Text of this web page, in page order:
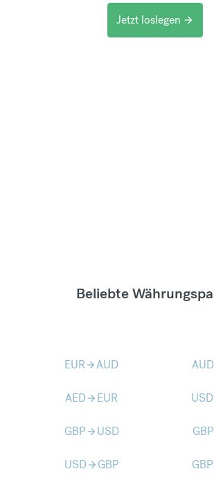
Jetzt loslegen arrow_forward
Beliebte
EURarrow_forwardAUD AUD
AEDarrow_forward EUR USD
GBParrow_forward USD GBP
USDarrow_forward GBP GBP